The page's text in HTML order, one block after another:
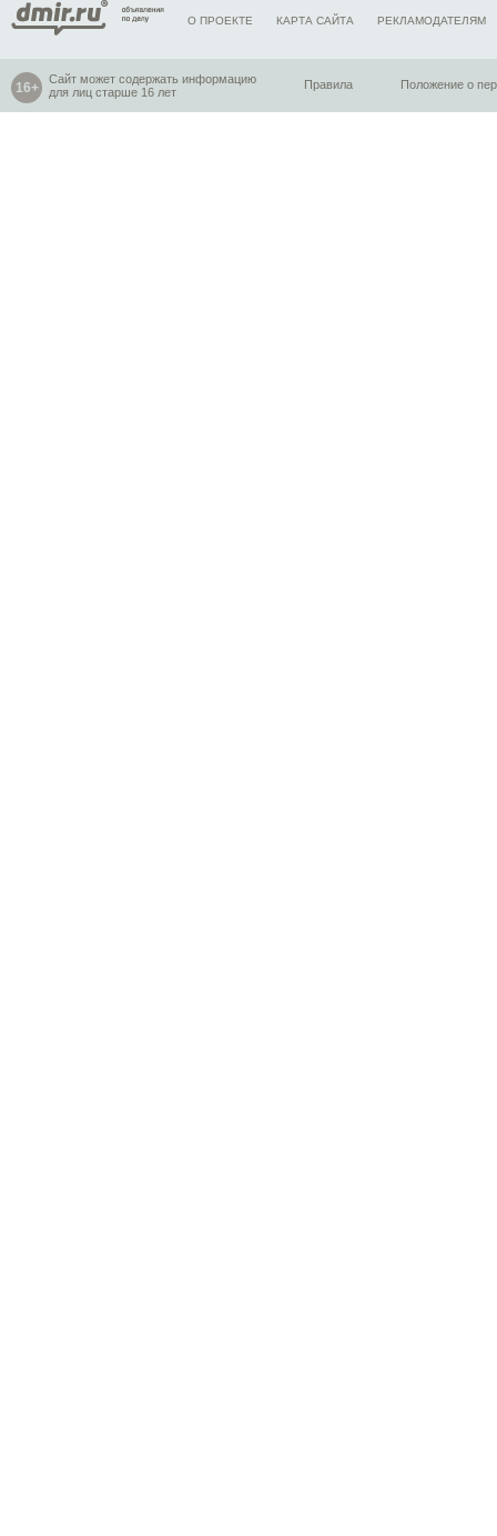
О ПРОЕКТЕ КАРТА САЙТА РЕКЛАМОДАТЕЛЯМ
Сайт может содержать информацию
для лиц старше 16 лет
Правила Положение о